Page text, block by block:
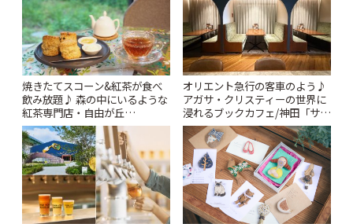
焼きたてスコーン&紅茶が食べ
飲み放題♪ 森の中にいるような
紅茶専門店・自由が丘
「YOTSUBA TEA」でのんびり
時間 | ことりっぷ
オリエント急行の客車のよう♪
アガサ・クリスティーの世界に
浸れるブックカフェ/神田「サロ
ンクリスティ」 | ことりっぷ